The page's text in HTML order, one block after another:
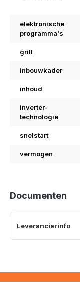
elektronische
programma's
grill
inbouwkader
inhoud
inverter-
technologie
snelstart
vermogen
Documenten
Leverancierinfo